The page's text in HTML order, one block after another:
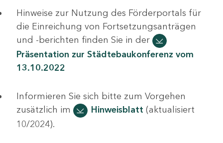
Hinweise zur Nutzung des Förderportals für
die Einreichung von Fortsetzungsanträgen
und -berichten finden Sie in der
Präsentation zur Städtebaukonferenz vom
13.10.2022
Informieren Sie sich bitte zum Vorgehen
zusätzlich im
Hinweisblatt (aktualisiert
10/2024).